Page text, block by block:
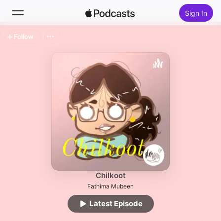
Sign In
Chilkoot
Fathima Mubeen
Latest Episode
Follow